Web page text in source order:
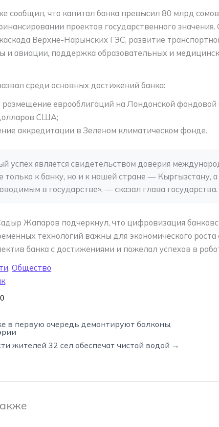
сообщил, что капитал банка превысил 80 млрд
проектов государственного
Верхне-Нарынских ГЭС, развитие
и авиации, поддержка образовательных и
среди основных достижений банка:
размещение еврооблигаций на Лондонской
США;
аккредитации в Зеленом климатическом фонде.
успех является свидетельством доверия
только к банку, но и к нашей стране — Кыргызстану,
в государстве», — сказал глава государства.
Жапаров подчеркнул, что цифровизация
технологий важны для экономического
банка с достижениями и пожелал успехов в
, Общество
0
в первую очередь демонтируют балконы,
жителей 32 сел обеспечат чистой водой →